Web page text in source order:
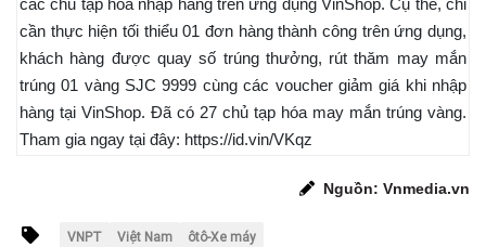
các chủ tạp hóa nhập hàng trên ứng dụng VinShop. Cụ thể, chỉ
cần thực hiện tối thiểu 01 đơn hàng thành công trên ứng dụng,
khách hàng được quay số trúng thưởng, rút thăm may mắn
trúng 01 vàng SJC 9999 cùng các voucher giảm giá khi nhập
hàng tại VinShop. Đã có 27 chủ tạp hóa may mắn trúng vàng.
Tham gia ngay tại đây: https://id.vin/VKqz
Nguồn: Vnmedia.vn
VNPT Việt Nam ôtô-Xe máy